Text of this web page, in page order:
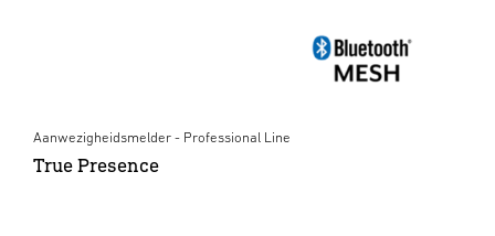
Aanwezigheidsmelder - Professional Line
True Presence